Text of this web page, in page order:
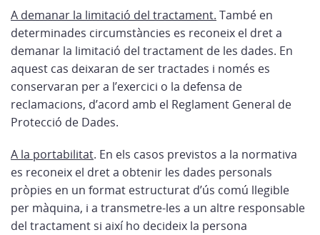
A demanar la limitació del tractament. També en
determinades circumstàncies es reconeix el dret a
demanar la limitació del tractament de les dades. En
aquest cas deixaran de ser tractades i només es
conservaran per a l’exercici o la defensa de
reclamacions, d’acord amb el Reglament General de
Protecció de Dades.
A la portabilitat. En els casos previstos a la normativa
es reconeix el dret a obtenir les dades personals
pròpies en un format estructurat d’ús comú llegible
per màquina, i a transmetre-les a un altre responsable
del tractament si així ho decideix la persona